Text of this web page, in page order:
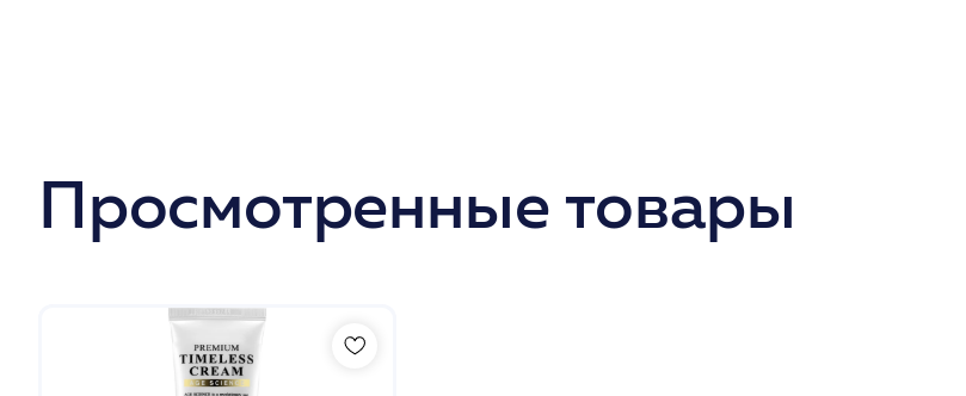
Просмотренные товары